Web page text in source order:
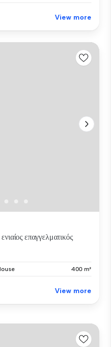
View more
επαγγελματικός
400 m²
View more